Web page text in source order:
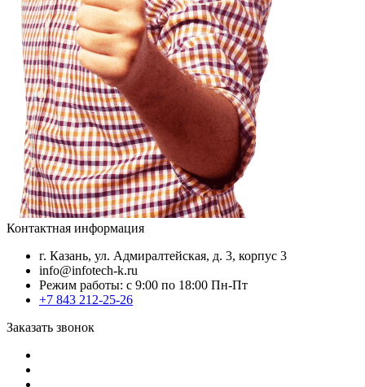
Контактная информация
г. Казань, ул. Адмиралтейская, д. 3, корпус 3
info@infotech-k.ru
Режим работы: с 9:00 по 18:00 Пн-Пт
+7 843 212-25-26
Заказать звонок